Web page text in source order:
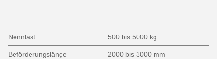
Nennlast 500 bis 5000 kg
Beförderungslänge 2000 bis 3000 mm